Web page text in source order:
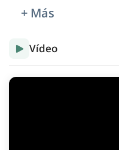
+ Más
Vídeo